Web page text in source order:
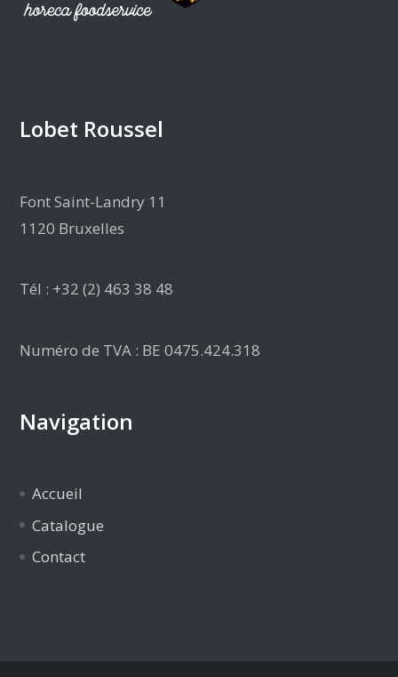
Lobet Roussel
Font Saint-Landry 11
1120 Bruxelles
Tél : +32 (2) 463 38 48
Numéro de TVA : BE 0475.424.318
Navigation
Accueil
Catalogue
Contact